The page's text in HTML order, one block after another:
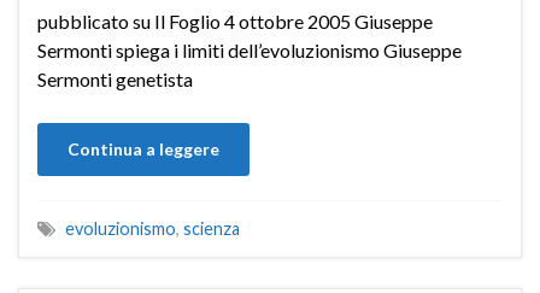
pubblicato su Il Foglio 4 ottobre 2005 Giuseppe
Sermonti spiega i limiti dell’evoluzionismo Giuseppe
Sermonti genetista
Continua a leggere
evoluzionismo, scienza